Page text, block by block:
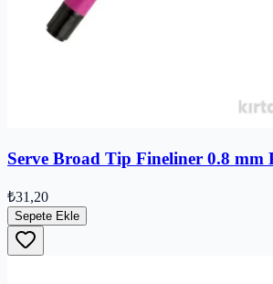
Serve Broad Tip Fineliner 0.8 mm
₺31,20
Sepete Ekle